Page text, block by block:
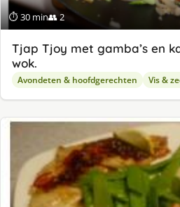
⏱ 30 min👥 2
Tjap Tjoy met gamba’s en
wok.
Avondeten & hoofdgerechten Vis &